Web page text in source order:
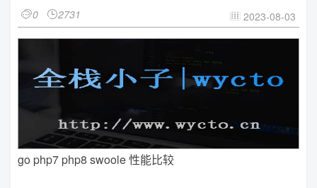
0 2731  2023-08-03
go php7 php8 swoole 性能比较